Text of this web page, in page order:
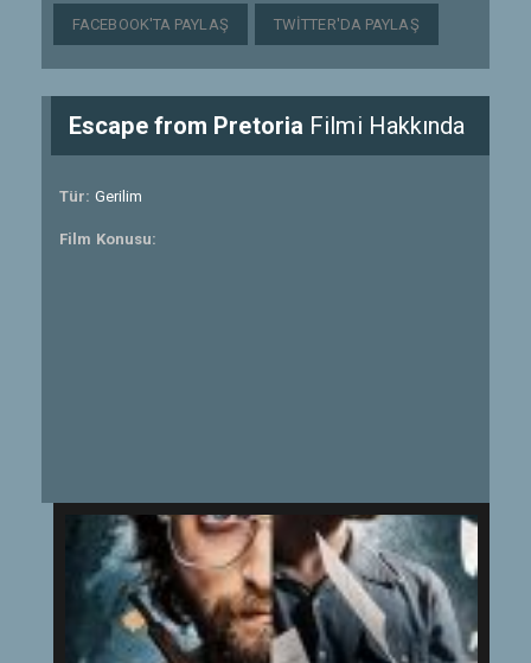
FACEBOOK'TA PAYLAŞ TWITTER'DA PAYLAŞ
Escape from Pretoria Filmi Hakkında
Tür: Gerilim
Film Konusu: